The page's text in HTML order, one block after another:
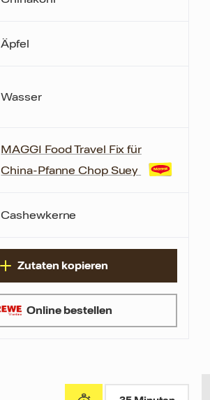
Äpfel
Wasser
MAGGI Food Travel Fix für
China-Pfanne Chop Suey
Cashewkerne
Online bestellen
Zutaten kopieren